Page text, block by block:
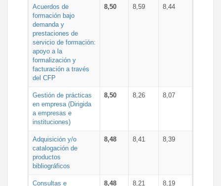
Acuerdos de
formación bajo
demanda y
prestaciones de
servicio de formación:
apoyo a la
formalización y
facturación a través
del CFP
8,50 8,59 8,44
Gestión de prácticas
en empresa (Dirigida
a empresas e
instituciones)
8,50 8,26 8,07
Adquisición y/o
catalogación de
productos
bibliográficos
8,48 8,41 8,39
Consultas e
8,48 8,21 8,19